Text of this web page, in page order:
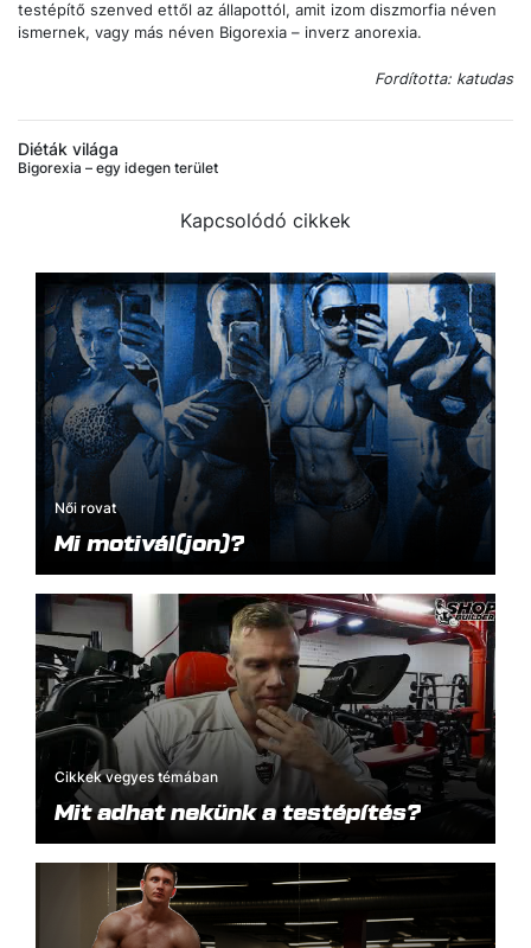
testépítő szenved ettől az állapottól, amit izom diszmorfia néven
ismernek, vagy más néven Bigorexia – inverz anorexia.
Fordította: katudas
Diéták világa
Bigorexia – egy idegen terület
Kapcsolódó cikkek
Női rovat
Mi motivál(jon)?
Cikkek vegyes témában
Mit adhat nekünk a testépítés?